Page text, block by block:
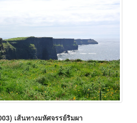
เส้นทางมหัศจรรย์ริมผา